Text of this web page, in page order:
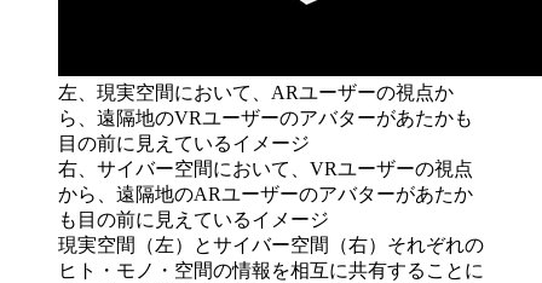
左、現実空間において、ARユーザーの視点か
ら、遠隔地のVRユーザーのアバターがあたかも
目の前に見えているイメージ
右、サイバー空間において、VRユーザーの視点
から、遠隔地のARユーザーのアバターがあたか
も目の前に見えているイメージ
現実空間（左）とサイバー空間（右）それぞれの
ヒト・モノ・空間の情報を相互に共有することに